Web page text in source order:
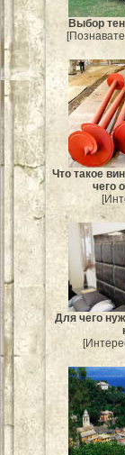
Выбор
Что такое
чего
Для чего